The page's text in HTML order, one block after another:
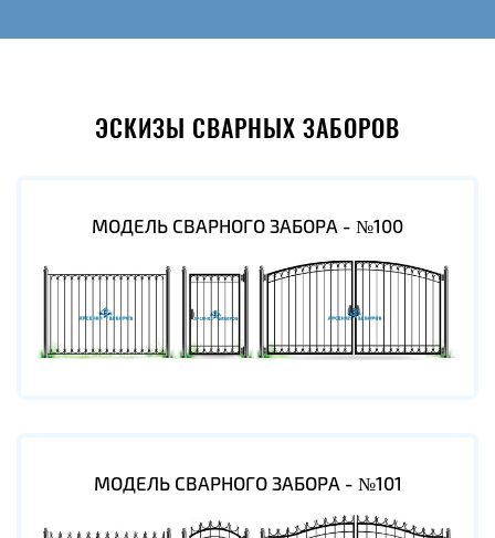
ЭСКИЗЫ СВАРНЫХ ЗАБОРОВ
МОДЕЛЬ СВАРНОГО ЗАБОРА - №100
МОДЕЛЬ СВАРНОГО ЗАБОРА - №101